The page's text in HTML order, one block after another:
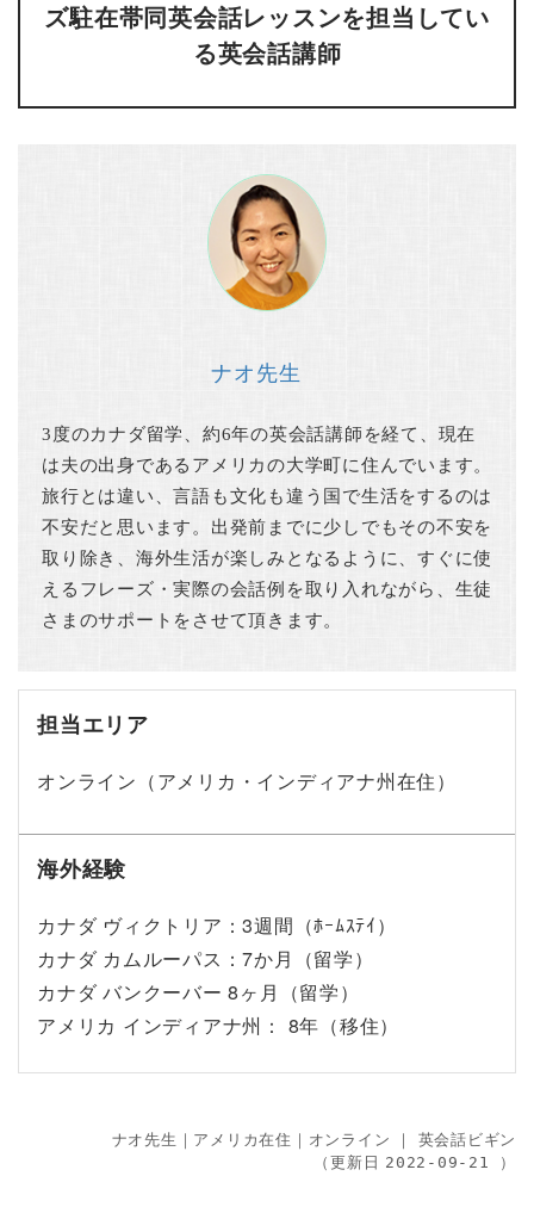
ズ駐在帯同英会話レッスンを担当してい
る英会話講師
ナオ先生
3度のカナダ留学、約6年の英会話講師を経て、現在
は夫の出身であるアメリカの大学町に住んでいます。
旅行とは違い、言語も文化も違う国で生活をするのは
不安だと思います。出発前までに少しでもその不安を
取り除き、海外生活が楽しみとなるように、すぐに使
えるフレーズ・実際の会話例を取り入れながら、生徒
さまのサポートをさせて頂きます。
担当エリア
オンライン（アメリカ・インディアナ州在住）
海外経験
カナダ ヴィクトリア：3週間（ﾎｰﾑｽﾃｲ）
カナダ カムルーパス：7か月（留学）
カナダ バンクーバー 8ヶ月（留学）
アメリカ インディアナ州： 8年（移住）
ナオ先生｜アメリカ在住｜オンライン ｜ 英会話ビギン
（更新日 2022-09-21 ）